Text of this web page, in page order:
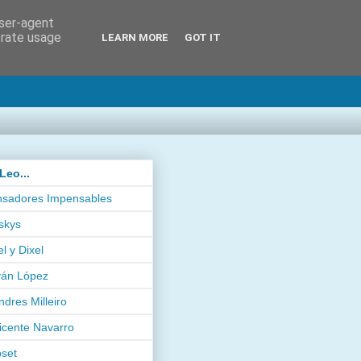
Impensables
y Dixel
López
Milleiro
Navarro
agent
usage
LEARN MORE GOT IT